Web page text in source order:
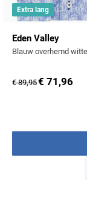
Eden Valley
€ 89,95€ 71,96
Extra lang